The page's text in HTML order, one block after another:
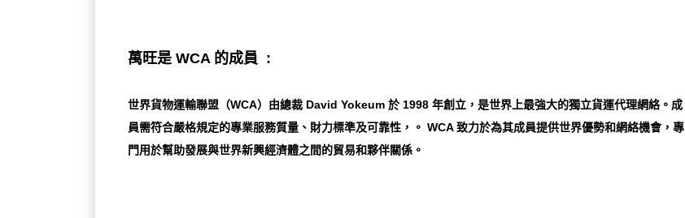
萬旺是 WCA 的成員 :
世界貨物運輸聯盟（WCA）由總裁 David Yokeum 於 1998 年創立，是世界上最強大的獨立貨運代理網絡。成
員需符合嚴格規定的專業服務質量、財力標準及可靠性，。 WCA 致力於為其成員提供世界優勢和網絡機會，專
門用於幫助發展與世界新興經濟體之間的貿易和夥伴關係。